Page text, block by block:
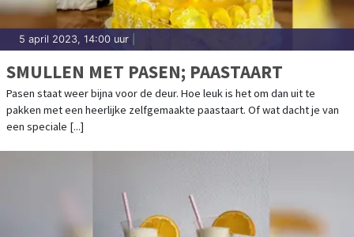
5 april 2023, 14:00 uur
SMULLEN MET PASEN; PAASTAART
Pasen staat weer bijna voor de deur. Hoe leuk is het om dan uit te
pakken met een heerlijke zelfgemaakte paastaart. Of wat dacht je van
een speciale [...]